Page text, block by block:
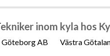
inom kyla hos
Göteborg AB Västra